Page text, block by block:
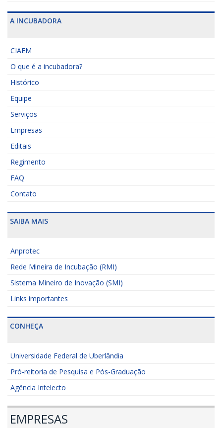
A INCUBADORA
CIAEM
O que é a incubadora?
Histórico
Equipe
Serviços
Empresas
Editais
Regimento
FAQ
Contato
SAIBA MAIS
Anprotec
Rede Mineira de Incubação (RMI)
Sistema Mineiro de Inovação (SMI)
Links importantes
CONHEÇA
Universidade Federal de Uberlândia
Pró-reitoria de Pesquisa e Pós-Graduação
Agência Intelecto
EMPRESAS